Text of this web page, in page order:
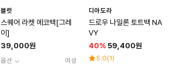
블럿
스퀘어 라켓 에코백[그레
이]
39,000원
옵션 여성
디아도라
드로우 나일론 토트백 NA
VY
40% 59,400원
5.0(1 )